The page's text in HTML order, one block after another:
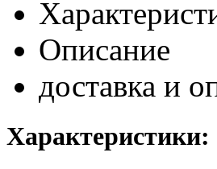
Описание
доставка и
Характеристики: